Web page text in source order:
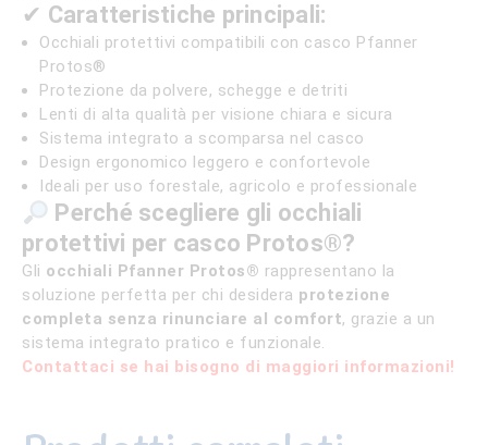
✔ Caratteristiche principali:
Occhiali protettivi compatibili con casco Pfanner
Protos®
Protezione da polvere, schegge e detriti
Lenti di alta qualità per visione chiara e sicura
Sistema integrato a scomparsa nel casco
Design ergonomico leggero e confortevole
Ideali per uso forestale, agricolo e professionale
Perché scegliere gli occhiali
protettivi per casco Protos®?
Gli occhiali Pfanner Protos® rappresentano la
soluzione perfetta per chi desidera protezione
completa senza rinunciare al comfort, grazie a un
sistema integrato pratico e funzionale.
Contattaci se hai bisogno di maggiori informazioni!